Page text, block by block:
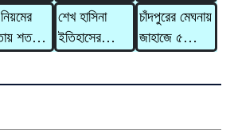
৩১০
সতর্কসংকেত
গাভী নিয়ে
গেলেন দাদন
ব্যবসায়ী
শত
শেখ হাসিনা
ইতিহাসের
চাঁদপুরের মেঘনায়
জাহাজে ৫